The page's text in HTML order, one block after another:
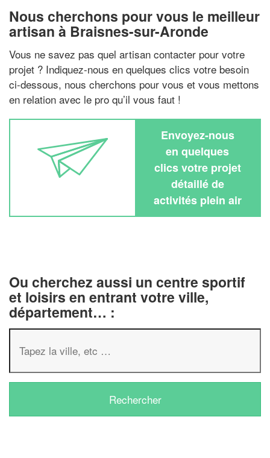
Nous cherchons pour vous le meilleur
artisan à Braisnes-sur-Aronde
Vous ne savez pas quel artisan contacter pour votre
projet ? Indiquez-nous en quelques clics votre besoin
ci-dessous, nous cherchons pour vous et vous mettons
en relation avec le pro qu’il vous faut !
Envoyez-nous
en quelques
clics votre projet
détaillé de
activités plein air
Ou cherchez aussi un centre sportif
et loisirs en entrant votre ville,
département… :
✕
Vous êtes un
professionnel ?